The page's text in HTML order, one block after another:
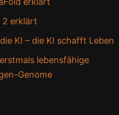
2 erklärt
KI – die KI schafft Leben
lebensfähige
Genome